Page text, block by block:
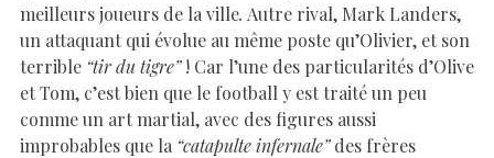
meilleurs joueurs de la ville. Autre rival, Mark Landers,
un attaquant qui évolue au même poste qu’Olivier, et son
terrible “tir du tigre”! Car l’une des particularités d’Olive
et Tom, c’est bien que le football y est traité un peu
comme un art martial, avec des figures aussi
improbables que la “catapulte infernale”des frères